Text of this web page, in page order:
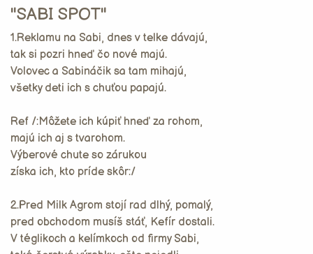
"SABI SPOT"
1.Reklamu na Sabi, dnes v telke dávajú,
tak si pozri hneď čo nové majú.
Volovec a Sabináčik sa tam mihajú,
všetky deti ich s chuťou papajú.
Ref /:Môžete ich kúpiť hneď za rohom,
majú ich aj s tvarohom.
Výberové chute so zárukou
získa ich, kto príde skôr:/
2.Pred Milk Agrom stojí rad dlhý, pomalý,
pred obchodom musíš stáť, Kefír dostali.
V téglikoch a kelímkoch od firmy Sabi,